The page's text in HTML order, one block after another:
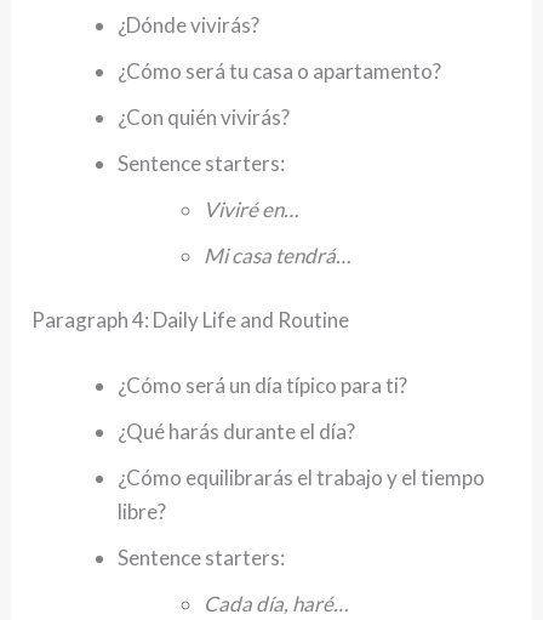
¿Dónde vivirás?
¿Cómo será tu casa o apartamento?
¿Con quién vivirás?
Sentence starters:
Viviré en…
Mi casa tendrá…
Paragraph 4: Daily Life and Routine
¿Cómo será un día típico para ti?
¿Qué harás durante el día?
¿Cómo equilibrarás el trabajo y el tiempo
libre?
Sentence starters:
Cada día, haré…